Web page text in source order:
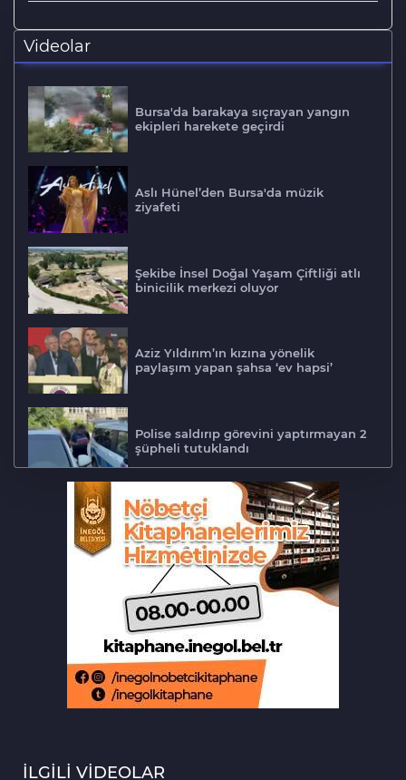
Videolar
Bursa'da barakaya sıçrayan yangın
ekipleri harekete geçirdi
Aslı Hünel’den Bursa'da müzik
ziyafeti
Şekibe İnsel Doğal Yaşam Çiftliği atlı
binicilik merkezi oluyor
Aziz Yıldırım’ın kızına yönelik
paylaşım yapan şahsa ‘ev hapsi’
Polise saldırıp görevini yaptırmayan 2
şüpheli tutuklandı
Tarihi eser kaçakçısı Bursa'da sert
kayaya çarptı
‘Hayat 112 Acil’ mobil uygulaması
kamu spotu yayında
Bursa ekonomisinde tarihi dönüşüm
hamlesi resmen başladı
savaş alanına çevirdi
İLGİLİ VİDEOLAR